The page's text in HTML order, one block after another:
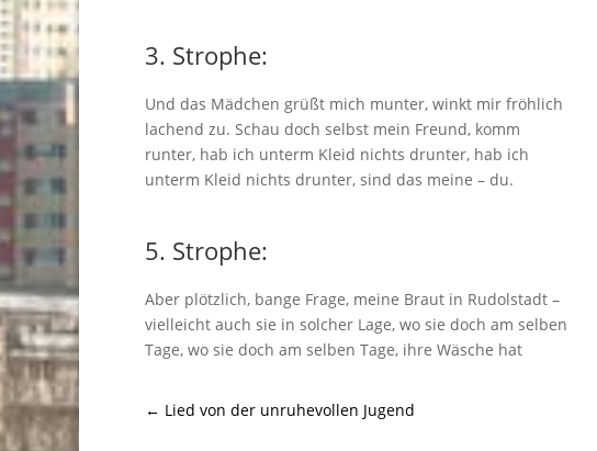
3. Strophe:
Und das Mädchen grüßt mich munter, winkt mir fröhlich
lachend zu. Schau doch selbst mein Freund, komm
runter, hab ich unterm Kleid nichts drunter, hab ich
unterm Kleid nichts drunter, sind das meine – du.
5. Strophe:
Aber plötzlich, bange Frage, meine Braut in Rudolstadt –
vielleicht auch sie in solcher Lage, wo sie doch am selben
Tage, wo sie doch am selben Tage, ihre Wäsche hat
← Lied von der unruhevollen Jugend